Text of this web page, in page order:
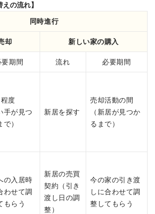
の流れ】
同時進行
却 新しい家の購入
要期間 流れ 必要期間
度
手が見つ
で）
新居を探す
売却活動の間
（新居が見つか
るまで）
の入居時
わせて調
もらう
新居の売買
契約（引き
渡し日の調
整）
今の家の引き渡
しに合わせて調
整してもらう